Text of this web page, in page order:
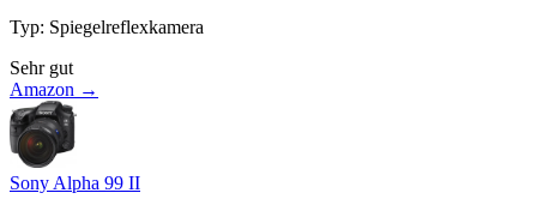
Typ: Spiegelreflexkamera
Sehr gut
Amazon →
Sony Alpha 99 II